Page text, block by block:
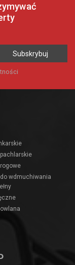
wdmuchiwania